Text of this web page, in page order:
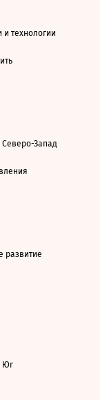
и технологии
Северо-Запад
развитие
Юг